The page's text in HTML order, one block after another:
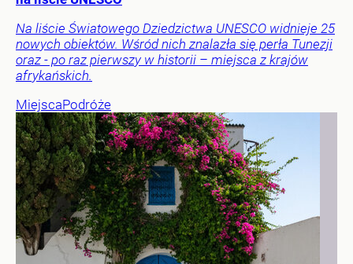
Na liście Światowego Dziedzictwa UNESCO widnieje 25
nowych obiektów. Wśród nich znalazła się perła Tunezji
oraz - po raz pierwszy w historii – miejsca z krajów
afrykańskich.
MiejscaPodróże